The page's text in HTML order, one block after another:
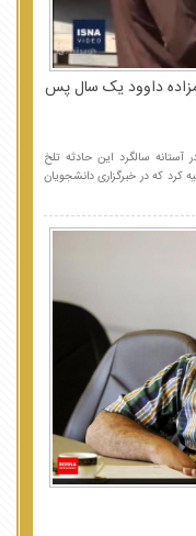
داوود یک سال پس
می‌گذرد؛ در آستانه سالگرد این حادثه تلخ
کرد که در خبرگزاری دانشجویان